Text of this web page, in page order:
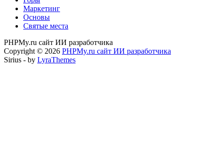
Маркетинг
Основы
Святые места
PHPMy.ru сайт ИИ разработчика
Copyright © 2026 PHPMy.ru сайт ИИ разработчика
Sirius - by LyraThemes